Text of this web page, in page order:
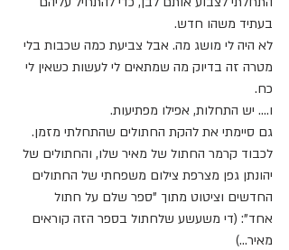
בעתיד משהו חדש.
לא היה לי מושג מה. אבל צביעת כמה שכבות בלי
מטרה זה בדיוק מה שמתאים לי לעשות כשאין לי
כח.
ו.... יש התחלות, אפילו מפתיעות.
גם סיימתי את להקת החתולים שהתחלתי מזמן.
לכבוד קרמר החתול של מאיר שלו, והחתולים של
יהונתן גפן מצרפת צילום משפחתי של החתולים
החדשים וציטוט מתוך "ספר שלם על חתול
אחד": (די משעשע שלחתול בספר הזה קוראים
מאיר...)